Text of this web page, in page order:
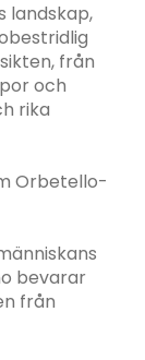
landskap,
från
och
rika
Orbetello-
bevarar
från